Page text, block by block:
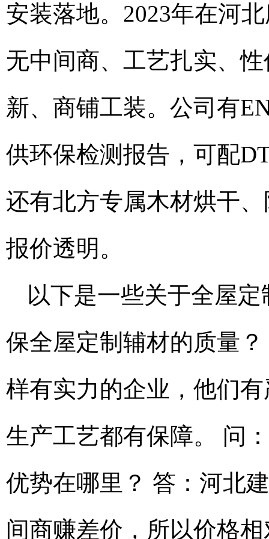
安装落地。2023年在河
无中间商、工艺扎实、
新、商铺工装。公司有
供环保检测报告，可配
还有北方专属木材烘干
报价透明。
以下是一些关于全屋
保全屋定制辅材的质量
样有实力的企业，他们
生产工艺都有保障。 问
优势在哪里？ 答：河北
间商赚差价，所以价格